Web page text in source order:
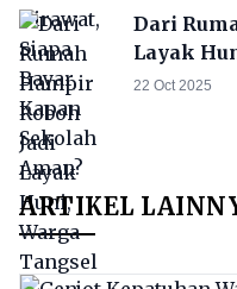
Dari
Layak
Menangis
22 Oct 2025
ARTIKEL